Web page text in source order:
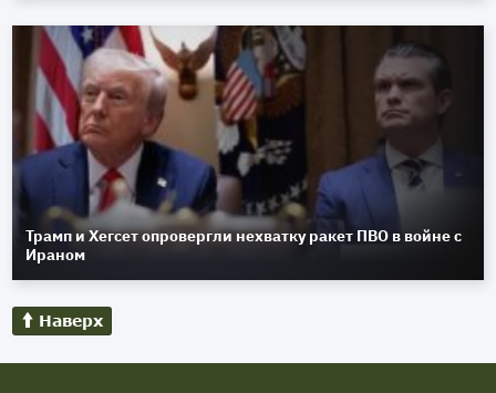
Трамп и Хегсет опровергли нехватку ракет ПВО в войне с
Ираном
Наверх